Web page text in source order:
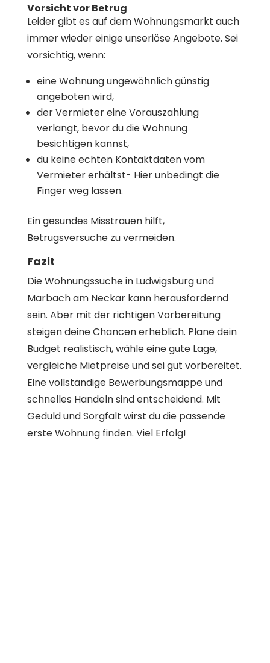
Vorsicht vor Betrug
Leider gibt es auf dem Wohnungsmarkt auch
immer wieder einige unseriöse Angebote. Sei
vorsichtig, wenn:
eine Wohnung ungewöhnlich günstig
angeboten wird,
der Vermieter eine Vorauszahlung
verlangt, bevor du die Wohnung
besichtigen kannst,
du keine echten Kontaktdaten vom
Vermieter erhältst- Hier unbedingt die
Finger weg lassen.
Ein gesundes Misstrauen hilft,
Betrugsversuche zu vermeiden.
Fazit
Die Wohnungssuche in Ludwigsburg und
Marbach am Neckar kann herausfordernd
sein. Aber mit der richtigen Vorbereitung
steigen deine Chancen erheblich. Plane dein
Budget realistisch, wähle eine gute Lage,
vergleiche Mietpreise und sei gut vorbereitet.
Eine vollständige Bewerbungsmappe und
schnelles Handeln sind entscheidend. Mit
Geduld und Sorgfalt wirst du die passende
erste Wohnung finden. Viel Erfolg!